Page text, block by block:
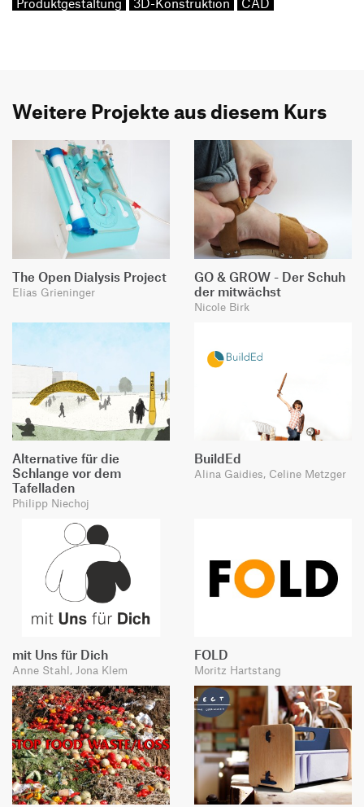
Produktgestaltung 3D-Konstruktion CAD
Weitere Projekte aus diesem Kurs
The Open Dialysis Project
Elias Grieninger
GO & GROW - Der Schuh
der mitwächst
Nicole Birk
Alternative für die
Schlange vor dem
Tafelladen
Philipp Niechoj
BuildEd
Alina Gaidies, Celine Metzger
mit Uns für Dich
Anne Stahl, Jona Klem
FOLD
Moritz Hartstang